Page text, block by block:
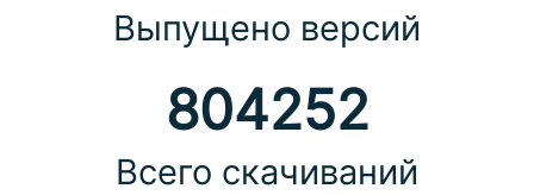
Выпущено версий
804252
Всего скачиваний